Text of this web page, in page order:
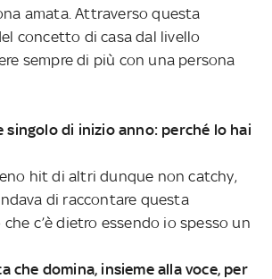
amata. Attraverso questa
concetto di casa dal livello
sempre di più con una persona
singolo di inizio anno: perché lo hai
hit di altri dunque non catchy,
di raccontare questa
c’è dietro essendo io spesso un
che domina, insieme alla voce, per